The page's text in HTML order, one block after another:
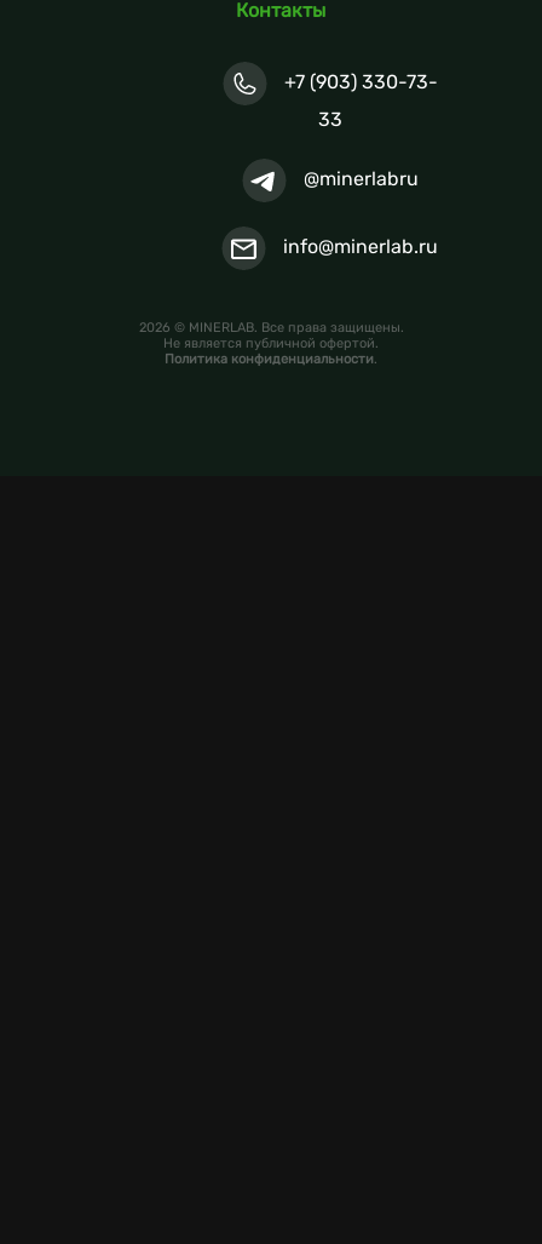
Контакты
+7 (903) 330-73-
33
@minerlabru
info@minerlab.ru
2026 © MINERLAB. Все права защищены.
Не является публичной офертой.
Политика конфиденциальности.